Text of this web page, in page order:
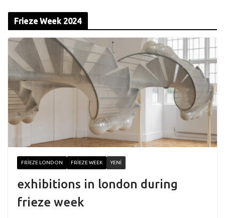
Frieze Week 2024
FRIEZE LONDON FRIEZE WEEK YENI
exhibitions in london during
frieze week